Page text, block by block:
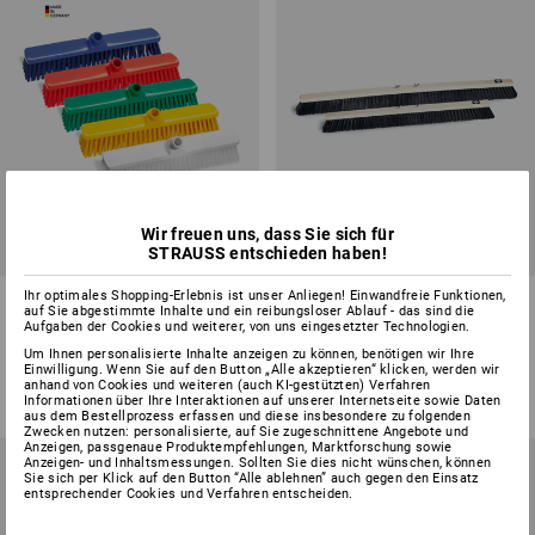
Straßenbesen
5 Farben
ab 14,64 €
(m. MwSt.) ab 10 Stück
Staubbesen mit
Flügelschrauben
2 Varianten
ab 11,99 €
(m. MwSt.) ab 10 Stück
Wir freuen uns, dass Sie sich für
STRAUSS entschieden haben!
Ihr optimales Shopping-Erlebnis ist unser Anliegen! Einwandfreie Funktionen,
auf Sie abgestimmte Inhalte und ein reibungsloser Ablauf - das sind die
Aufgaben der Cookies und weiterer, von uns eingesetzter Technologien.
Um Ihnen personalisierte Inhalte anzeigen zu können, benötigen wir Ihre
Einwilligung. Wenn Sie auf den Button „Alle akzeptieren“ klicken, werden wir
anhand von Cookies und weiteren (auch KI-gestützten) Verfahren
Informationen über Ihre Interaktionen auf unserer Internetseite sowie Daten
aus dem Bestellprozess erfassen und diese insbesondere zu folgenden
Zwecken nutzen: personalisierte, auf Sie zugeschnittene Angebote und
Anzeigen, passgenaue Produktempfehlungen, Marktforschung sowie
Anzeigen- und Inhaltsmessungen. Sollten Sie dies nicht wünschen, können
Sie sich per Klick auf den Button “Alle ablehnen” auch gegen den Einsatz
entsprechender Cookies und Verfahren entscheiden.